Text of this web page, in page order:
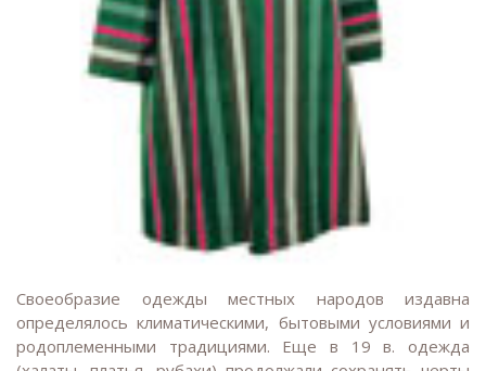
Своеобразие одежды местных народов издавна
определялось климатическими, бытовыми условиями и
родоплеменными традициями. Еще в 19 в. одежда